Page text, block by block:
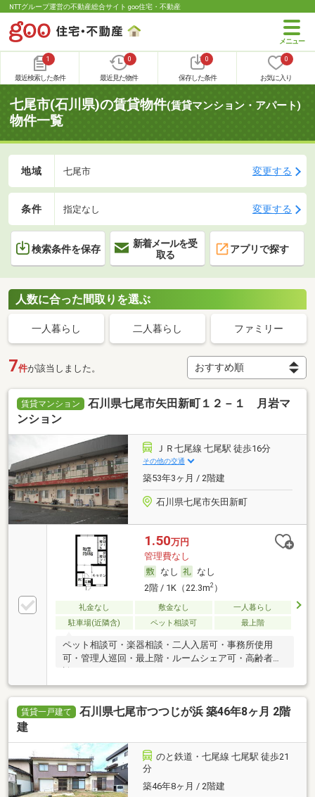
NTTグループ運営の不動産総合サイト goo住宅・不動産
1
最近検索した条件
0
最近見た物件
0
保存した条件
0
お気に入り
七尾市(石川県)の賃貸物件(賃貸マンション・アパート)
物件一覧
地域 七尾市 変更する
条件 指定なし 変更する
検索条件を保存
新着メールを受
取る
アプリで探す
人数に合った間取りを選ぶ
一人暮らし 二人暮らし ファミリー
7件が該当しました。
賃貸マンション
石川県七尾市矢田新町１２－１ 月岩マ
ンション
ＪＲ七尾線 七尾駅 徒歩16分
その他の交通
築53年3ヶ月 / 2階建
石川県七尾市矢田新町
1.50万円
管理費なし
なし
なし
2階 / 1K（22.3m2）
礼金なし 敷金なし
一人暮らし
駐車場(近隣含)
ペット相談可 最上階
ペット相談可・楽器相談・二人入居可・事務所使用
可・管理人巡回・最上階・ルームシェア可・高齢者相
賃貸一戸建て
石川県七尾市つつじが浜 築46年8ヶ月 2階
建
のと鉄道・七尾線 七尾駅 徒歩21
分
築46年8ヶ月 / 2階建